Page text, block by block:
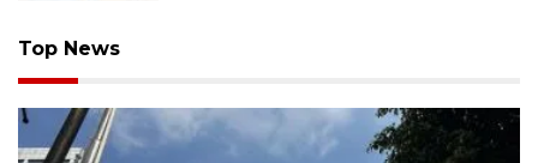
Top News